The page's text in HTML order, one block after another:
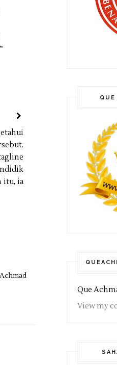
itu, ia
Que
View my